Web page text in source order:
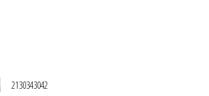
2130343042